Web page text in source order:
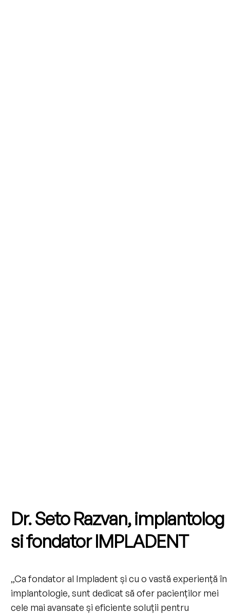
Dr. Seto Razvan, implantolog
si fondator IMPLADENT
„Ca fondator al Impladent și cu o vastă experiență în
implantologie, sunt dedicat să ofer pacienților mei
cele mai avansate și eficiente soluții pentru